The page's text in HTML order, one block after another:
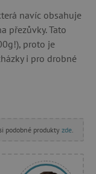
navíc obsahuje
přezůvky. Tato
proto je
i pro drobné
podobné produkty zde